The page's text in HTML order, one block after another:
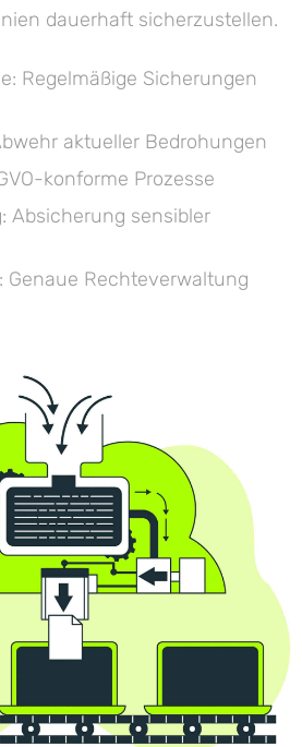
dauerhaft sicherzustellen.
Regelmäßige Sicherungen
aktueller Bedrohungen
konforme Prozesse
Absicherung sensibler
Genaue Rechteverwaltung